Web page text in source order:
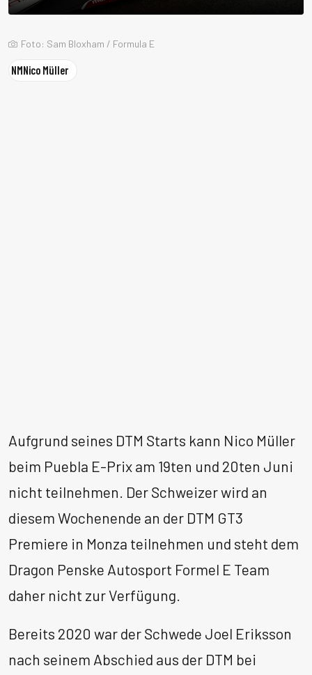
Foto: Sam Bloxham / Formula E
NMNico Müller
Aufgrund seines DTM Starts kann Nico Müller
beim Puebla E-Prix am 19ten und 20ten Juni
nicht teilnehmen. Der Schweizer wird an
diesem Wochenende an der DTM GT3
Premiere in Monza teilnehmen und steht dem
Dragon Penske Autosport Formel E Team
daher nicht zur Verfügung.
Bereits 2020 war der Schwede Joel Eriksson
nach seinem Abschied aus der DTM bei